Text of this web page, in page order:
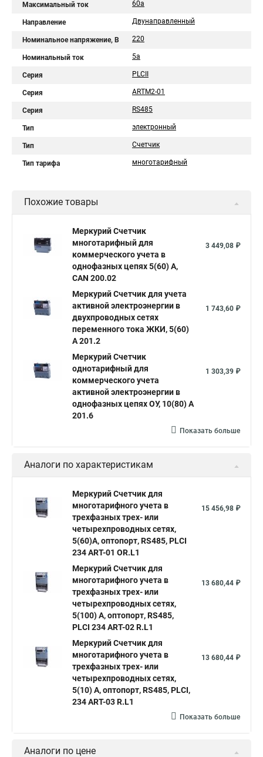
Максимальный ток 60а
Направление Двунаправленный
Номинальное напряжение, В 220
Номинальный ток 5a
Серия PLСII
Серия ARTM2-01
Серия RS485
Тип электронный
Тип Счетчик
Тип тарифа многотарифный
Похожие товары
Меркурий Счетчик
многотарифный для
коммерческого учета в
однофазных цепях 5(60) А,
CAN 200.02
3 449,08 ₽
Меркурий Счетчик для учета
активной электроэнергии в
двухпроводных сетях
переменного тока ЖКИ, 5(60)
А 201.2
1 743,60 ₽
Меркурий Счетчик
однотарифный для
коммерческого учета
активной электроэнергии в
однофазных цепях ОУ, 10(80) А
201.6
1 303,39 ₽
Показать больше
Аналоги по характеристикам
Меркурий Счетчик для
многотарифного учета в
трехфазных трех- или
четырехпроводных сетях,
5(60)А, оптопорт, RS485, PLСI
234 ART-01 OR.L1
15 456,98 ₽
Mеркурий Счетчик для
многотарифного учета в
трехфазных трех- или
четырехпроводных сетях,
5(100) А, оптопорт, RS485,
PLСI 234 ART-02 R.L1
13 680,44 ₽
Mеркурий Счетчик для
многотарифного учета в
трехфазных трех- или
четырехпроводных сетях,
5(10) А, оптопорт, RS485, PLСI,
234 ART-03 R.L1
13 680,44 ₽
Показать больше
Аналоги по цене